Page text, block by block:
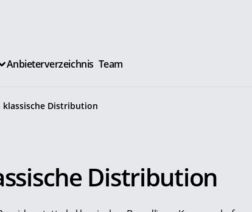
Anbieterverzeichnis Team
klassische Distribution
Distribution